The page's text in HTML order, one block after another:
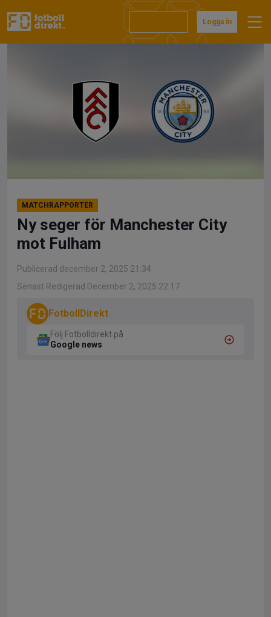
till
Logga in
MATCHRAPPORTER
Ny seger för Manchester City
mot Fulham
Publicerad december 2, 2025 21:34
Senast Redigerad December 2, 2025 22:17
FotbollDirekt
Följ Fotbolldirekt på
Google news